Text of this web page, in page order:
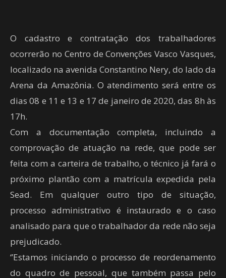
O cadastro e contratação dos trabalhadores
ocorrerão no Centro de Convenções Vasco Vasques,
localizado na avenida Constantino Nery, do lado da
Arena da Amazônia. O atendimento será entre os
dias 08 e 11 e 13 e 17 de janeiro de 2020, das 8h às
17h.
Com a documentação completa, incluindo a
comprovação de atuação na rede, que pode ser
feita com a carteira de trabalho, o técnico já fará o
próximo plantão com a matrícula expedida pela
Sead. Em qualquer outro tipo de situação,
processo administrativo é instaurado e o caso
analisado para que o trabalhador da rede não seja
prejudicado.
‘’Estamos iniciando o processo de reordenamento
do quadro de pessoal, que também passa pelo